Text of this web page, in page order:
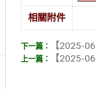
相關附件
【2025-
【2025-